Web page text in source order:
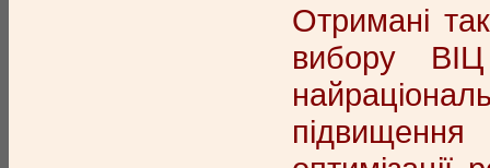
Отримані
вибору